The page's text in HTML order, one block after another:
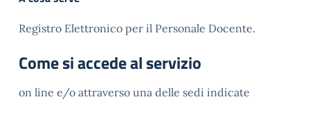
Registro Elettronico per il Personale Docente.
Come si accede al servizio
on line e/o attraverso una delle sedi indicate